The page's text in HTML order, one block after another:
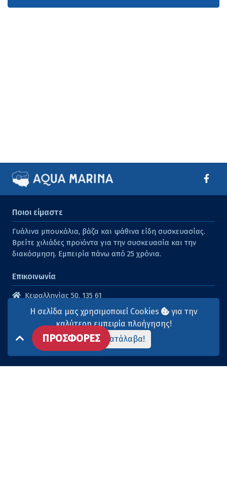
Ποιοι είμαστε
Γυάλινα μπουκάλια, βάζα και ψάθινα είδη συσκευασίας.
Βρείτε χιλιάδες προϊόντα για την συσκευασία και την
διακόσμηση. Εμπειρία πάνω από 25 χρόνια.
Επικοινωνία
Κεφαλληνίας 50, 135 61
Άγιοι Ανάργυροι
210 2614316
210 2615904
info@aqua-marina.gr
ΠΡΟΣΦΟΡΕΣ
Η σελίδα μας χρησιμοποιεί Cookies
για την
καλύτερη εμπειρία πλοήγησης!
Το κατάλαβα!